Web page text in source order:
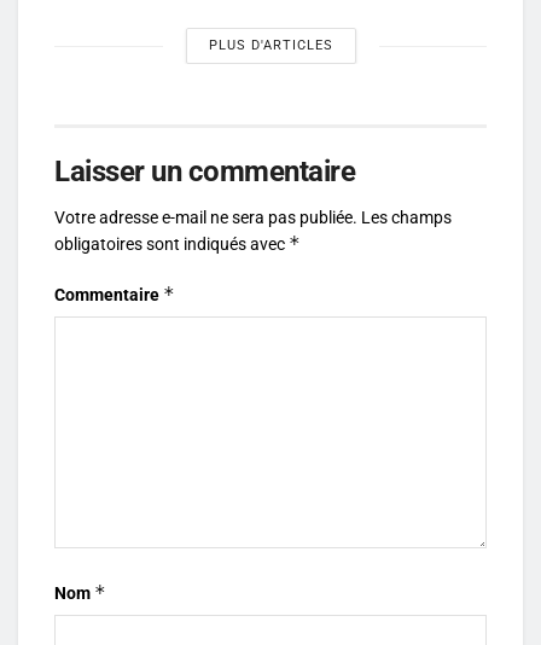
PLUS D'ARTICLES
Laisser un commentaire
Votre adresse e-mail ne sera pas publiée. Les champs
obligatoires sont indiqués avec *
Commentaire *
Nom *